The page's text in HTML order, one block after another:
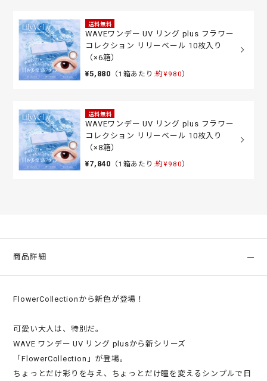
送料無料
WAVEワンデー UV リング plus フラワー
コレクション リリーベール 10枚入り
（×6箱）
¥5,880 （1箱あたり:約¥980）
送料無料
WAVEワンデー UV リング plus フラワー
コレクション リリーベール 10枚入り
（×8箱）
¥7,840 （1箱あたり:約¥980）
商品詳細
FlowerCollectionから新色が登場！
可愛い大人は、特別だ。
WAVE ワンデー UV リング plusから新シリーズ
「FlowerCollection」が登場。
ちょっとだけ彩りを与え、ちょっとだけ瞳を変えるシンプルで日